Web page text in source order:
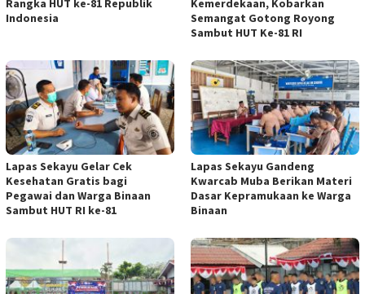
Rangka HUT ke-81 Republik
Indonesia
Kemerdekaan, Kobarkan
Semangat Gotong Royong
Sambut HUT Ke-81 RI
Lapas Sekayu Gelar Cek
Kesehatan Gratis bagi
Pegawai dan Warga Binaan
Sambut HUT RI ke-81
Lapas Sekayu Gandeng
Kwarcab Muba Berikan Materi
Dasar Kepramukaan ke Warga
Binaan